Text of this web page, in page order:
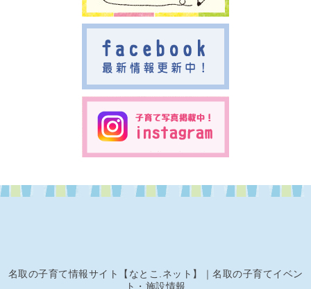
名取の子育て情報サイト【なとこ.ネット】｜名取の子育てイベン
ト・施設情報